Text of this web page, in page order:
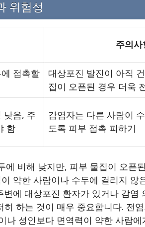
위험성
주의사
접촉할
대상포진 발진이 아직
집이 오픈된 경우 더욱
낮음, 주
함
감염자는 다른 사람이
도록 피부 접촉 피하기
에 비해 낮지만, 피부 물집이 오픈
약한 사람이나 수두에 걸리지 않
에 대상포진 환자가 있거나 감염
하는 것이 매우 중요합니다. 전
나 성인보다 면역력이 약한 사람